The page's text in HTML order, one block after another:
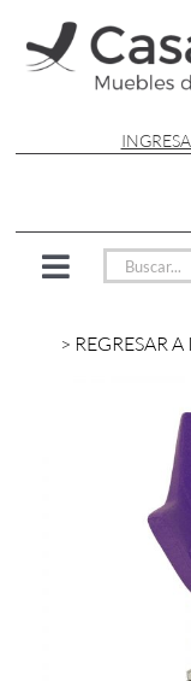
contenido
Toggle
Buscar:
> REGRESAR